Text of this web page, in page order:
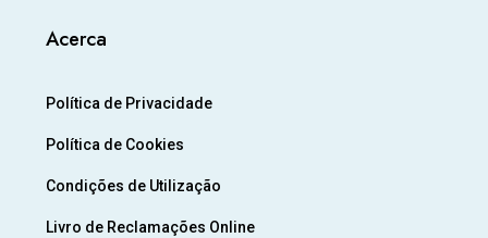
Acerca
Política de Privacidade
Política de Cookies
Condições de Utilização
Livro de Reclamações Online